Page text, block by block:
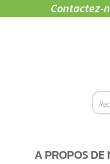
Contactez-
A PROPOS DE